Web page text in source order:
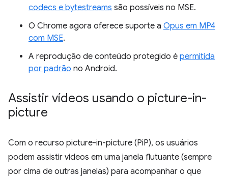
codecs e bytestreams são possíveis no MSE.
O Chrome agora oferece suporte a Opus em MP4
com MSE.
A reprodução de conteúdo protegido é permitida
por padrão no Android.
Assistir vídeos usando o picture-in-
picture
Com o recurso picture-in-picture (PiP), os usuários
podem assistir vídeos em uma janela flutuante (sempre
por cima de outras janelas) para acompanhar o que